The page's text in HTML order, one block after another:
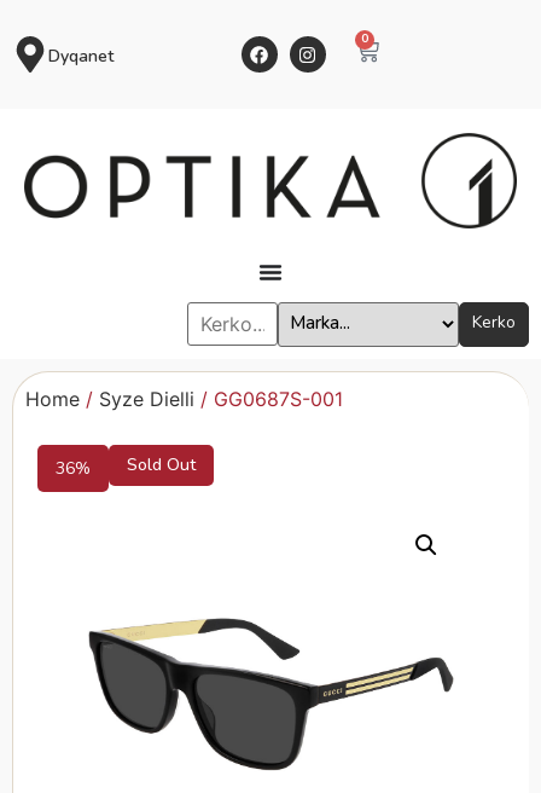
Dyqanet
0
Kerko
Home / Syze Dielli / GG0687S-001
36% Sold Out